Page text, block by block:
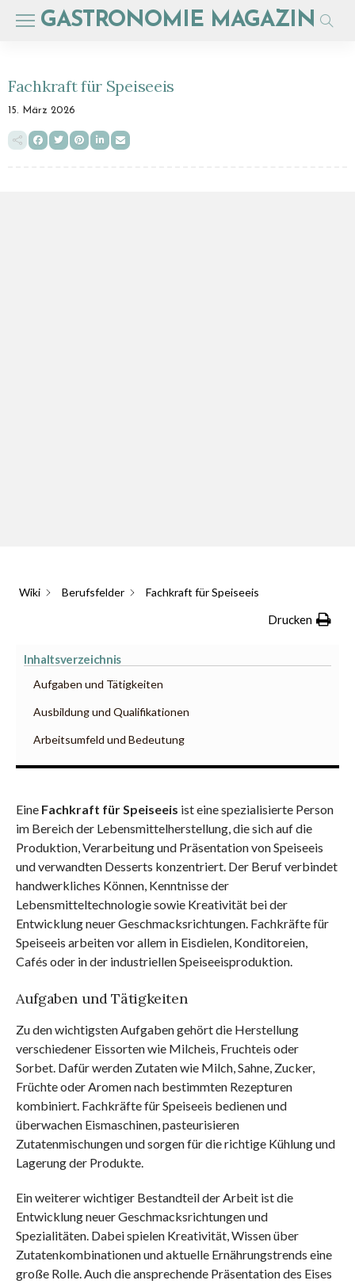
GASTRONOMIE MAGAZIN
Fachkraft für Speiseeis
15. März 2026
Wiki Berufsfelder Fachkraft für Speiseeis
Drucken
Inhaltsverzeichnis
Aufgaben und Tätigkeiten
Ausbildung und Qualifikationen
Arbeitsumfeld und Bedeutung
Eine Fachkraft für Speiseeis ist eine spezialisierte Person
im Bereich der Lebensmittelherstellung, die sich auf die
Produktion, Verarbeitung und Präsentation von Speiseeis
und verwandten Desserts konzentriert. Der Beruf verbindet
handwerkliches Können, Kenntnisse der
Lebensmitteltechnologie sowie Kreativität bei der
Entwicklung neuer Geschmacksrichtungen. Fachkräfte für
Speiseeis arbeiten vor allem in Eisdielen, Konditoreien,
Cafés oder in der industriellen Speiseeisproduktion.
Aufgaben und Tätigkeiten
Zu den wichtigsten Aufgaben gehört die Herstellung
verschiedener Eissorten wie Milcheis, Fruchteis oder
Sorbet. Dafür werden Zutaten wie Milch, Sahne, Zucker,
Früchte oder Aromen nach bestimmten Rezepturen
kombiniert. Fachkräfte für Speiseeis bedienen und
überwachen Eismaschinen, pasteurisieren
Zutatenmischungen und sorgen für die richtige Kühlung und
Lagerung der Produkte.
Ein weiterer wichtiger Bestandteil der Arbeit ist die
Entwicklung neuer Geschmacksrichtungen und
Spezialitäten. Dabei spielen Kreativität, Wissen über
Zutatenkombinationen und aktuelle Ernährungstrends eine
große Rolle. Auch die ansprechende Präsentation des Eises